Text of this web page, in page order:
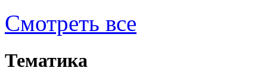
Смотреть все
Тематика